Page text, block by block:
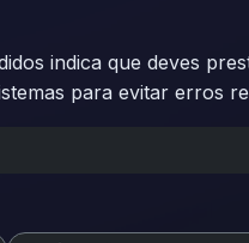
indica que deves
para evitar erros